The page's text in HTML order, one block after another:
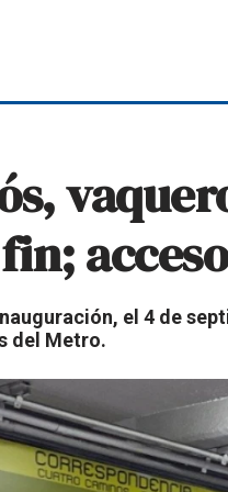
el 4 de
del Metro.